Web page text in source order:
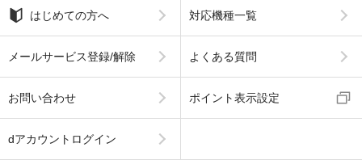
はじめての方へ 対応機種一覧
メールサービス登録/解除 よくある質問
お問い合わせ ポイント表示設定
dアカウントログイン